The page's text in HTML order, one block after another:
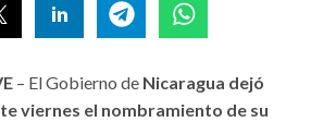
– El Gobierno de Nicaragua dejó
viernes el nombramiento de su